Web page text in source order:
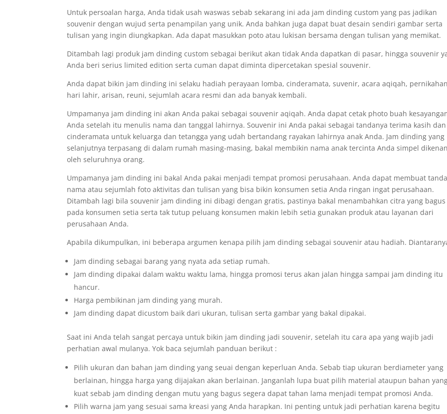
Untuk persoalan harga, Anda tidak usah waswas sebab sekarang ini ada jam dinding custom yang pas jadikan
souvenir dengan wujud serta penampilan yang unik. Anda bahkan juga dapat buat desain sendiri gambar serta
tulisan yang ingin diungkapkan. Ada dapat masukkan poto atau lukisan bersama dengan tulisan yang memikat.
Ditambah lagi produk jam dinding custom sebagai berikut akan tidak Anda dapatkan di pasar, hingga souvenir
Anda beri serius limited edition serta cuman dapat diminta dipercetakan spesial souvenir.
Anda dapat bikin jam dinding ini selaku hadiah perayaan lomba, cinderamata, suvenir, acara aqiqah,
hari lahir, arisan, reuni, sejumlah acara resmi dan ada banyak kembali.
Umpamanya jam dinding ini akan Anda pakai sebagai souvenir aqiqah. Anda dapat cetak photo buah
Anda setelah itu menulis nama dan tanggal lahirnya. Souvenir ini Anda pakai sebagai tandanya terima kasih dan
cinderamata untuk keluarga dan tetangga yang udah bertandang rayakan lahirnya anak Anda. Jam dinding yang
selanjutnya terpasang di dalam rumah masing-masing, bakal membikin nama anak tercinta Anda simpel
oleh seluruhnya orang.
Umpamanya jam dinding ini bakal Anda pakai menjadi tempat promosi perusahaan. Anda dapat membuat
nama atau sejumlah foto aktivitas dan tulisan yang bisa bikin konsumen setia Anda ringan ingat perusahaan.
Ditambah lagi bila souvenir jam dinding ini dibagi dengan gratis, pastinya bakal menambahkan citra yang bagus
pada konsumen setia serta tak tutup peluang konsumen makin lebih setia gunakan produk atau layanan dari
perusahaan Anda.
Apabila dikumpulkan, ini beberapa argumen kenapa pilih jam dinding sebagai souvenir atau hadiah.
Jam dinding sebagai barang yang nyata ada setiap rumah.
Jam dinding dipakai dalam waktu waktu lama, hingga promosi terus akan jalan hingga sampai jam dinding itu
hancur.
Harga pembikinan jam dinding yang murah.
Jam dinding dapat dicustom baik dari ukuran, tulisan serta gambar yang bakal dipakai.
Saat ini Anda telah sangat percaya untuk bikin jam dinding jadi souvenir, setelah itu cara apa yang wajib jadi
perhatian awal mulanya. Yok baca sejumlah panduan berikut :
Pilih ukuran dan bahan jam dinding yang seuai dengan keperluan Anda. Sebab tiap ukuran berdiameter yang
berlainan, hingga harga yang dijajakan akan berlainan. Janganlah lupa buat pilih material ataupun bahan
kuat sebab jam dinding dengan mutu yang bagus segera dapat tahan lama menjadi tempat promosi Anda.
Pilih warna jam yang sesuai sama kreasi yang Anda harapkan. Ini penting untuk jadi perhatian karena begitu